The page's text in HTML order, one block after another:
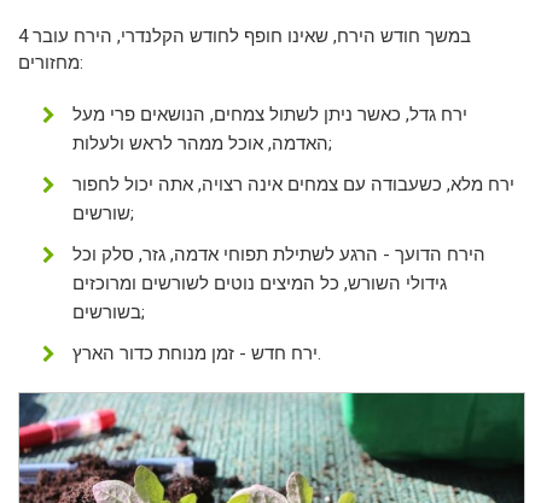
במשך חודש הירח, שאינו חופף לחודש הקלנדרי, הירח עובר 4
מחזורים:
ירח גדל, כאשר ניתן לשתול צמחים, הנושאים פרי מעל
האדמה, אוכל ממהר לראש ולעלות;
ירח מלא, כשעבודה עם צמחים אינה רצויה, אתה יכול לחפור
שורשים;
הירח הדועך - הרגע לשתילת תפוחי אדמה, גזר, סלק וכל
גידולי השורש, כל המיצים נוטים לשורשים ומרוכזים
בשורשים;
ירח חדש - זמן מנוחת כדור הארץ.